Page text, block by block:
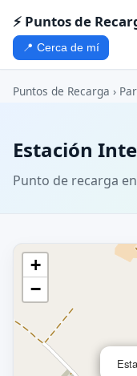
⚡ Puntos de
📍 Cerca de mí
Puntos de Recarga ›
Estación
Punto de recarga
+
−